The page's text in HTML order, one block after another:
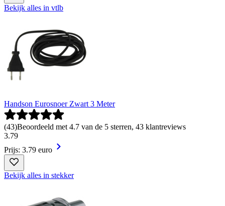
Bekijk alles in vtlb
Handson Eurosnoer Zwart 3 Meter
(43)Beoordeeld met 4.7 van de 5 sterren, 43 klantreviews
3.79
Prijs: 3.79 euro
Bekijk alles in stekker